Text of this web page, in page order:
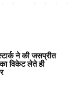
ने की जसप्रीत
विकेट लेते ही